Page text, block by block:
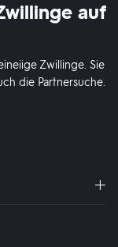
auf
Zwillinge. Sie
die Partnersuche.